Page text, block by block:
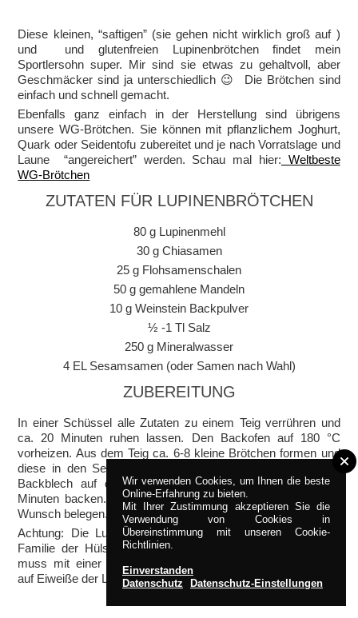
Diese kleinen, “saftigen” (sie gehen nicht wirklich groß auf )
und und glutenfreien Lupinenbrötchen findet mein
Sportlersohn super. Mir sind sie etwas zu gehaltvoll, aber
Geschmäcker sind ja unterschiedlich 😉 Die Brötchen sind
einfach und schnell gemacht.
Ebenfalls ganz einfach in der Herstellung sind übrigens
unsere WG-Brötchen. Sie können mit pflanzlichem Joghurt,
Quark oder Seidentofu zubereitet und je nach Vorratslage und
Laune “angereichert” werden. Schau mal hier: Weltbeste
WG-Brötchen
ZUTATEN FÜR LUPINENBRÖTCHEN
80 g Lupinenmehl
30 g Chiasamen
25 g Flohsamenschalen
50 g gemahlene Mandeln
10 g Weinstein Backpulver
½ -1 Tl Salz
250 g Mineralwasser
4 EL Sesamsamen (oder Samen nach Wahl)
ZUBEREITUNG
In einer Schüssel alle Zutaten zu einem Teig verrühren und
ca. 20 Minuten ruhen lassen. Den Backofen auf 180 °C
vorheizen. Aus dem Teig ca. 6-8 kleine Brötchen formen und
diese in den Sesamsamen wälzen. Die Brötchen auf dem
Backblech auf der mittleren Schiene im Ofen ca. 15-20
Minuten backen. Auskühlen lassen, aufschneiden und nach
Wunsch belegen.
Achtung: Die Lupine gehört genauso wie die Erdnuss zur
Familie der Hülsenfrüchtler. Wer eine Erdnuss Allergie hat,
muss mit einer erhöhten Wahrscheinlichkeit rechnen, auch
auf Eiweiße der Lupine allergisch zu reagieren.
Wir verwenden Cookies, um Ihnen die beste
Online-Erfahrung zu bieten.
Mit Ihrer Zustimmung akzeptieren Sie die
Verwendung von Cookies in
Übereinstimmung mit unseren Cookie-
Richtlinien.
Einverstanden
Datenschutz
Datenschutz-Einstellungen